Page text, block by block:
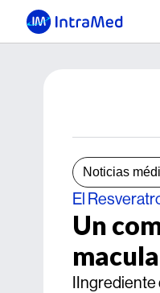
Noticias
El
Un
IIngrediente